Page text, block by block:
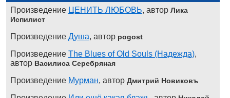
Произведение ЦЕНИТЬ ЛЮБОВЬ, автор Лика
Испилист
Произведение Душа, автор pogost
Произведение The Blues of Old Souls (Надежда),
автор Василиса Серебряная
Произведение Мурман, автор Дмитрий Новиковъ